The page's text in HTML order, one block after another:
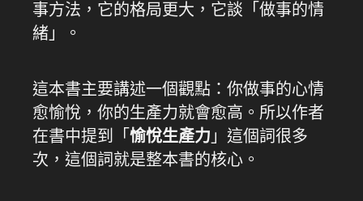
事方法，它的格局更大，它談「做事的情
緒」。
這本書主要講述一個觀點：你做事的心情
愈愉悅，你的生產力就會愈高。所以作者
在書中提到「 愉悅生產力 」這個詞很多
次，這個詞就是整本書的核心。